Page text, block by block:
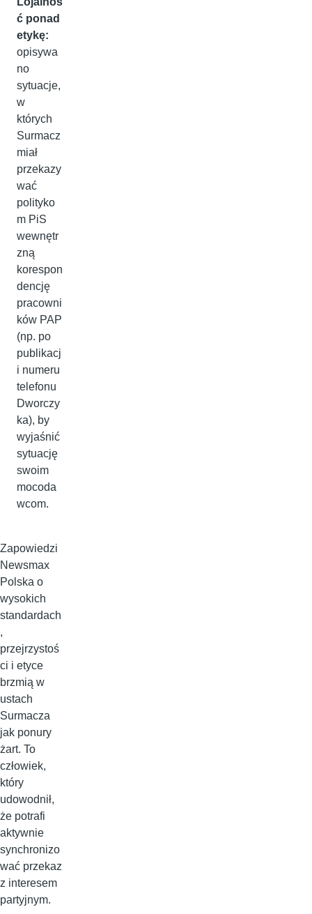
ć ponad
etykę:
opisywa
no
sytuacje,
w
których
Surmacz
miał
przekazy
wać
polityko
m PiS
wewnętr
zną
korespon
dencję
pracowni
ków PAP
(np. po
publikacj
i numeru
telefonu
Dworczy
ka), by
wyjaśnić
sytuację
swoim
mocoda
wcom.
Zapowiedzi
Newsmax
Polska o
wysokich
standardach
,
przejrzystoś
ci i etyce
brzmią w
ustach
Surmacza
jak ponury
żart. To
człowiek,
który
udowodnił,
że potrafi
aktywnie
synchronizo
wać przekaz
z interesem
partyjnym.